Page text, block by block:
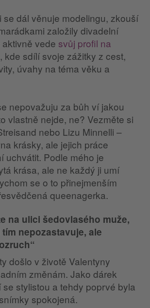
se dál věnuje modelingu, zkouší
založily divadelní
vede svůj profil na
, kde sdílí svoje zážitky z cest,
úvahy na téma věku a
nepovažuju za bůh ví jakou
vlastně nejde, ne? Vezměte si
nebo Lizu Minnelli –
krásky, ale jejich práce
uchvátit. Podle mého je
krása, ale ne každý ji umí
se o to přinejmenším
queenagerka.
na ulici šedovlasého muže,
nepozastavuje, ale
došlo v životě Valentyny
změnám. Jako dárek
stylistou a tehdy poprvé byla
spokojená.